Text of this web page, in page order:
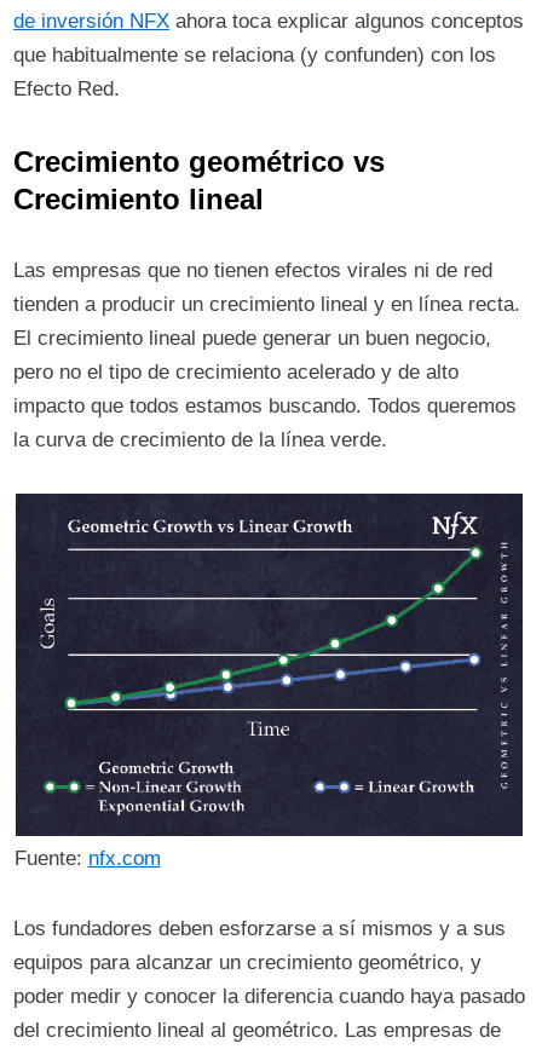
de inversión NFX ahora toca explicar algunos conceptos
que habitualmente se relaciona (y confunden) con los
Efecto Red.
Crecimiento geométrico vs
Crecimiento lineal
Las empresas que no tienen efectos virales ni de red
tienden a producir un crecimiento lineal y en línea recta.
El crecimiento lineal puede generar un buen negocio,
pero no el tipo de crecimiento acelerado y de alto
impacto que todos estamos buscando. Todos queremos
la curva de crecimiento de la línea verde.
Fuente: nfx.com
Los fundadores deben esforzarse a sí mismos y a sus
equipos para alcanzar un crecimiento geométrico, y
poder medir y conocer la diferencia cuando haya pasado
del crecimiento lineal al geométrico. Las empresas de